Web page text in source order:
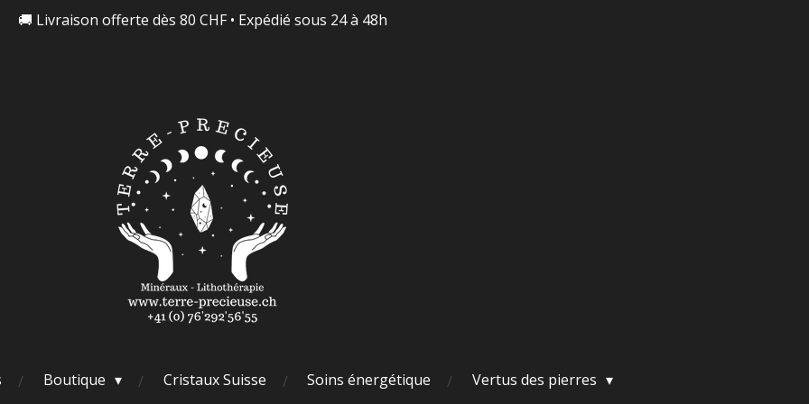
🚚 Livraison offerte dès 80 CHF • Expédié sous 24 à 48h
Boutique Cristaux Suisse Soins énergétique
Vertus des pierres